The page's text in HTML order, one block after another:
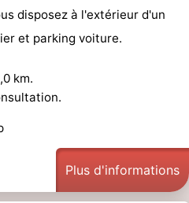
disposez à l'extérieur d'un
et parking voiture.
km.
Plus d'informations